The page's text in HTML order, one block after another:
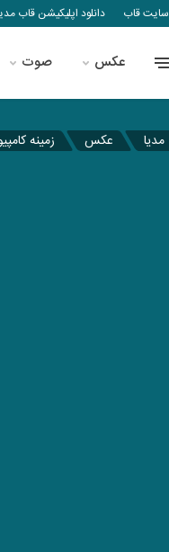
سایت قاب دانلود اپلیکیشن قاب
عکس صوت
مدیا عکس زمینه